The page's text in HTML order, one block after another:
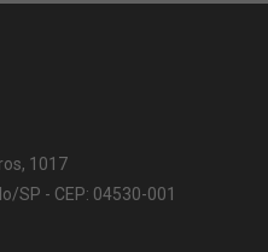
1017
SP - CEP: 04530-001